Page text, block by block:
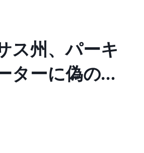
ス州、パーキ
ターに偽の支
コードを貼り